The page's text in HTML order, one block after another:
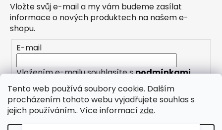
Tento web používá soubory cookie. Dalším
procházením tohoto webu vyjadřujete souhlas s
jejich používáním.. Více informací zde.
Vložte svůj e-mail a my vám budeme zasílat
informace o nových produktech na našem e-
shopu.
E-mail
Vložením e-mailu souhlasíte spodmínkami
ochrany osobních údajů
PŘIHLÁSIT SE